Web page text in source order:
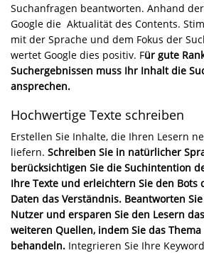
Suchanfragen beantworten. Anhand
Google die Aktualität des Contents.
mit der Sprache und dem Fokus der
wertet Google dies positiv. Für gute
Suchergebnissen muss Ihr Inhalt die
ansprechen.
Hochwertige Texte schreiben
Erstellen Sie Inhalte, die Ihren Lesern
liefern. Schreiben Sie in natürlicher
berücksichtigen Sie die Suchintention
Ihre Texte und erleichtern Sie den
Daten das Verständnis. Beantworten
Nutzer und ersparen Sie den Lesern
weiteren Quellen, indem Sie das
behandeln. Integrieren Sie Ihre